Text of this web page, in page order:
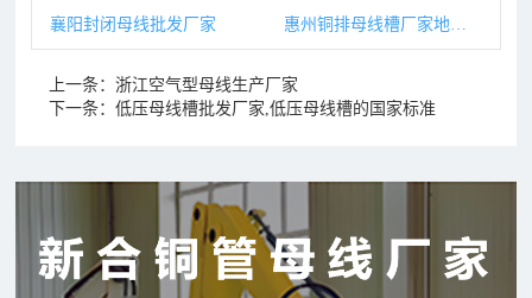
襄阳封闭母线批发厂家
上一条：浙江空气型母线生产厂家
下一条：低压母线槽批发厂家,低压母线槽的国家标准